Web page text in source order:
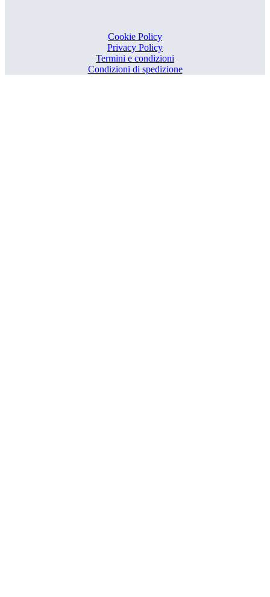
Cookie Policy
Privacy Policy
Termini e condizioni
Condizioni di spedizione